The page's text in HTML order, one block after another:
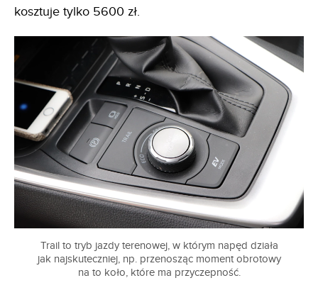
kosztuje tylko 5600 zł.
Trail to tryb jazdy terenowej, w którym napęd działa
jak najskuteczniej, np. przenosząc moment obrotowy
na to koło, które ma przyczepność.